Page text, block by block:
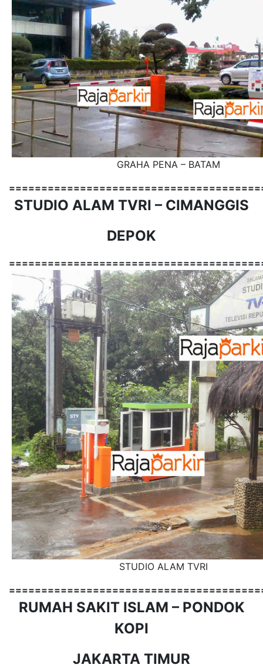
GRAHA PENA – BATAM
STUDIO ALAM TVRI – CIMANGGIS
DEPOK
STUDIO ALAM TVRI
RUMAH SAKIT ISLAM – PONDOK
KOPI
JAKARTA TIMUR